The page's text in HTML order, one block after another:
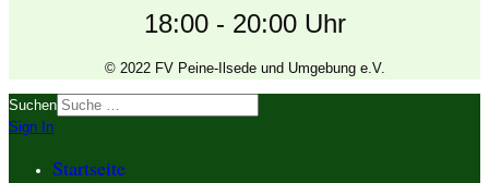
18:00 - 20:00 Uhr
© 2022 FV Peine-Ilsede und Umgebung e.V.
Suchen
Sign In
Startseite